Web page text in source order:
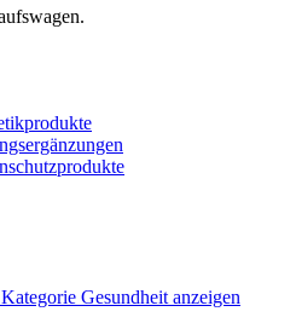
Gesundheit anzeigen